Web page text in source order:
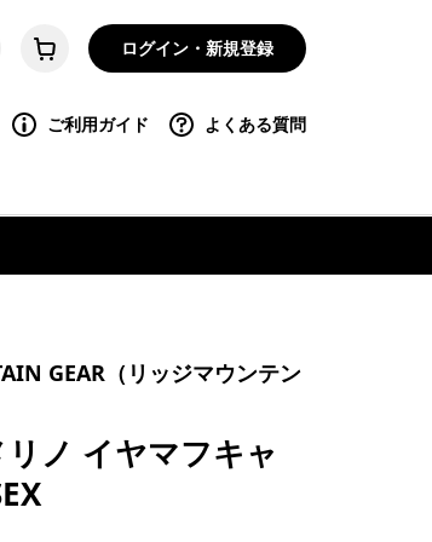
ログイン・新規登録
ご利用ガイド よくある質問
GEAR（リッジマウンテン
ノ イヤマフキャ